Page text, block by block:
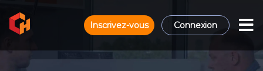
Inscrivez-vous Connexion